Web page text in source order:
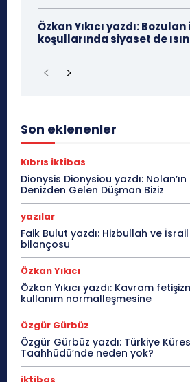
Özkan Yıkıcı yazdı:
koşullarında siyaset de
Son eklenenler
Kıbrıs iktibas
Dionysis Dionysiou yazdı: Nolan’ın
Denizden Gelen Düşman Biziz
yazılar
Faik Bulut yazdı: Hizbullah ve İsrail
bilançosu
Özkan Yıkıcı
Özkan Yıkıcı yazdı: Kavram
kullanım normalleşmesine
Özgür Gürbüz
Özgür Gürbüz yazdı: Türkiye
Taahhüdü’nde neden yok?